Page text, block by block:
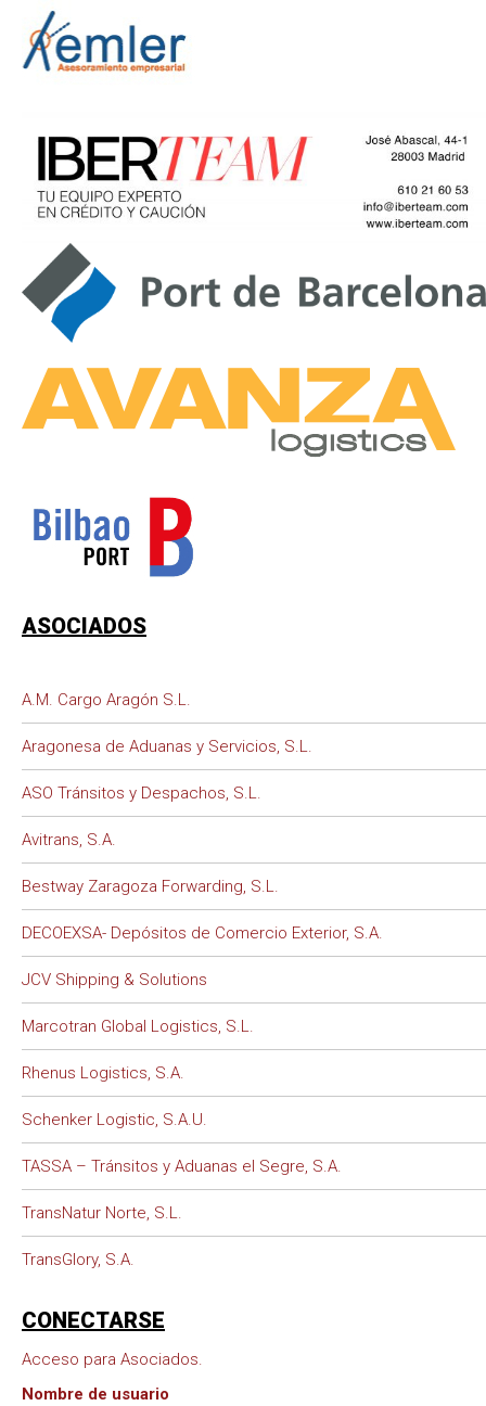
ASOCIADOS
A.M. Cargo Aragón S.L.
Aragonesa de Aduanas y Servicios, S.L.
ASO Tránsitos y Despachos, S.L.
Avitrans, S.A.
Bestway Zaragoza Forwarding, S.L.
DECOEXSA- Depósitos de Comercio Exterior, S.A.
JCV Shipping & Solutions
Marcotran Global Logistics, S.L.
Rhenus Logistics, S.A.
Schenker Logistic, S.A.U.
TASSA – Tránsitos y Aduanas el Segre, S.A.
TransNatur Norte, S.L.
TransGlory, S.A.
CONECTARSE
Acceso para Asociados.
Nombre de usuario